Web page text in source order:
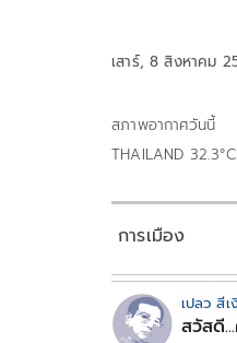
เสาร์, 8 สิงหาคม
สภาพอากาศวันนี้
THAILAND
การเมือง
เปลว สีเ
สวัสดี